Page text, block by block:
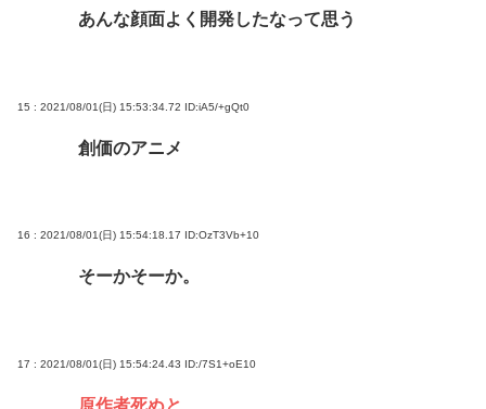
あんな顔面よく開発したなって思う
15 : 2021/08/01(日) 15:53:34.72 ID:iA5/+gQt0
創価のアニメ
16 : 2021/08/01(日) 15:54:18.17 ID:OzT3Vb+10
そーかそーか。
17 : 2021/08/01(日) 15:54:24.43 ID:/7S1+oE10
原作者死ぬと